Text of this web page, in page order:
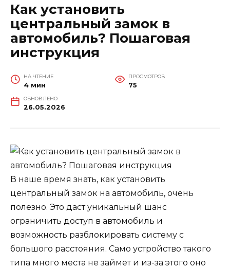
Как установить
центральный замок в
автомобиль? Пошаговая
инструкция
НА ЧТЕНИЕ
4 мин
ПРОСМОТРОВ
75
ОБНОВЛЕНО
26.05.2026
В наше время знать, как установить
центральный замок на автомобиль, очень
полезно. Это даст уникальный шанс
ограничить доступ в автомобиль и
возможность разблокировать систему с
большого расстояния. Само устройство такого
типа много места не займет и из-за этого оно